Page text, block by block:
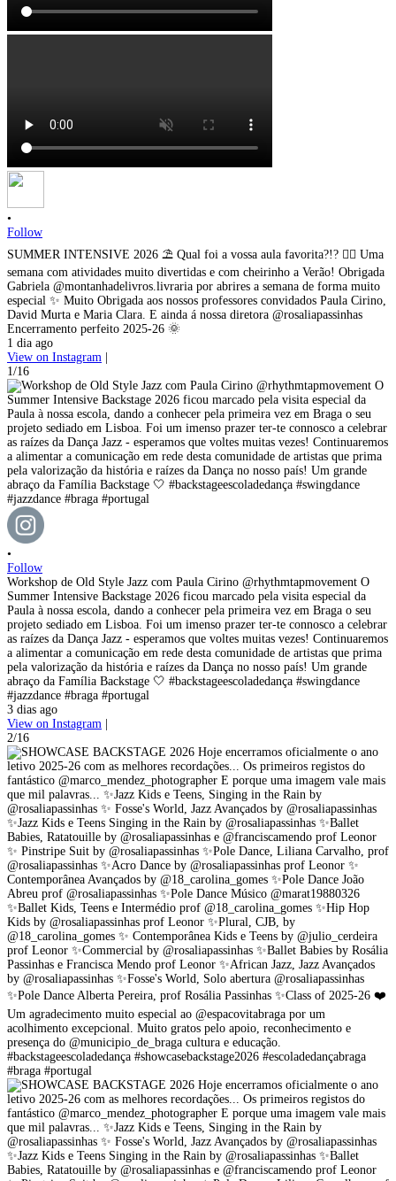
•
Follow
SUMMER INTENSIVE 2026 ⛱️ Qual foi a vossa aula favorita?!? 👇🏼 Uma
semana com atividades muito divertidas e com cheirinho a Verão! Obrigada
Gabriela @montanhadelivros.livraria por abrires a semana de forma muito
especial ✨ Muito Obrigada aos nossos professores convidados Paula Cirino,
David Murta e Maria Clara. E ainda á nossa diretora @rosaliapassinhas
Encerramento perfeito 2025-26 🌞
1 dia ago
View on Instagram
1/16
•
Follow
Workshop de Old Style Jazz com Paula Cirino @rhythmtapmovement O
Summer Intensive Backstage 2026 ficou marcado pela visita especial da
Paula à nossa escola, dando a conhecer pela primeira vez em Braga o seu
projeto sediado em Lisboa. Foi um imenso prazer ter-te connosco a celebrar
as raízes da Dança Jazz - esperamos que voltes muitas vezes! Continuaremos
a alimentar a comunicação em rede desta comunidade de artistas que prima
pela valorização da história e raízes da Dança no nosso país! Um grande
abraço da Família Backstage 🤍 #backstageescoladedança #swingdance
#jazzdance #braga #portugal
3 dias ago
View on Instagram
2/16